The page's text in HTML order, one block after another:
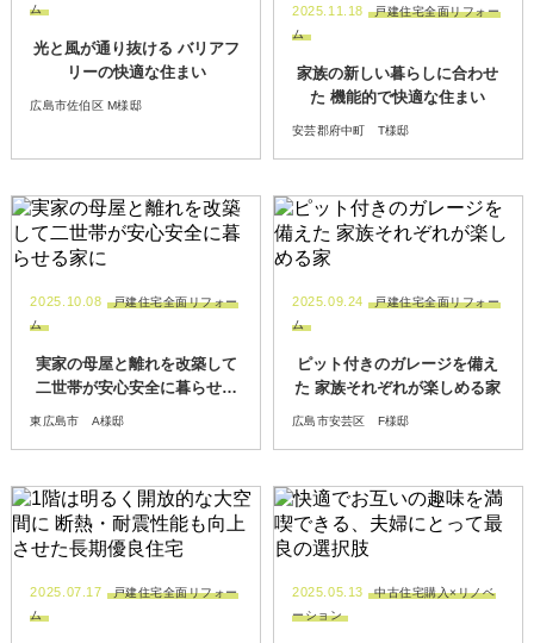
ム
光と風が通り抜ける バリアフ
リーの快適な住まい
広島市佐伯区 M様邸
2025.11.18
戸建住宅全面リフォー
ム
家族の新しい暮らしに合わせ
た 機能的で快適な住まい
安芸郡府中町 T様邸
2025.10.08
戸建住宅全面リフォー
ム
実家の母屋と離れを改築して
二世帯が安心安全に暮らせる
東広島市 A様邸
2025.09.24
戸建住宅全面リフォー
ム
ピット付きのガレージを備え
た 家族それぞれが楽しめる家
広島市安芸区 F様邸
2025.07.17
戸建住宅全面リフォー
ム
2025.05.13
中古住宅購入×リノベ
ーション